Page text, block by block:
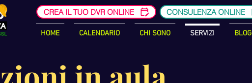
CREA IL TUO DVR ONLINE CONSULENZA ONLINE
HOME CALENDARIO CHI SONO SERVIZI BLOG